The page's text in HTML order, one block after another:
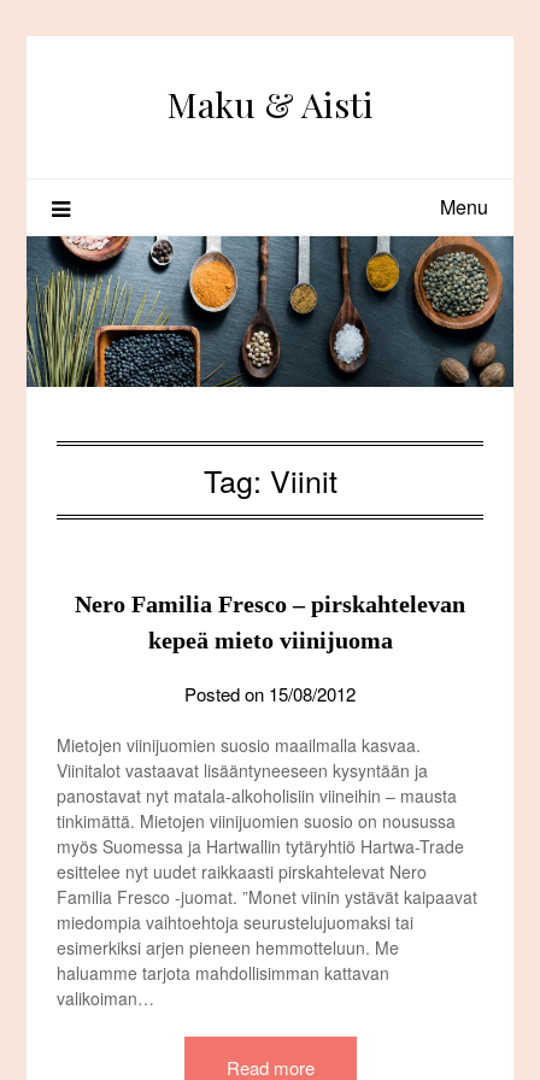
Maku & Aisti
Menu
Tag: Viinit
Nero Familia Fresco – pirskahtelevan
kepeä mieto viinijuoma
Posted on 15/08/2012
Mietojen viinijuomien suosio maailmalla kasvaa.
Viinitalot vastaavat lisääntyneeseen kysyntään ja
panostavat nyt matala-alkoholisiin viineihin – mausta
tinkimättä. Mietojen viinijuomien suosio on nousussa
myös Suomessa ja Hartwallin tytäryhtiö Hartwa-Trade
esittelee nyt uudet raikkaasti pirskahtelevat Nero
Familia Fresco -juomat. ”Monet viinin ystävät kaipaavat
miedompia vaihtoehtoja seurustelujuomaksi tai
esimerkiksi arjen pieneen hemmotteluun. Me
haluamme tarjota mahdollisimman kattavan
valikoiman…
Read more